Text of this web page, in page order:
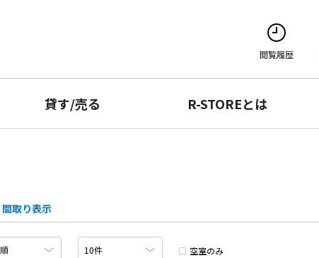
閲覧履歴
貸す/売る R-STOREとは
間取り表示
空室のみ